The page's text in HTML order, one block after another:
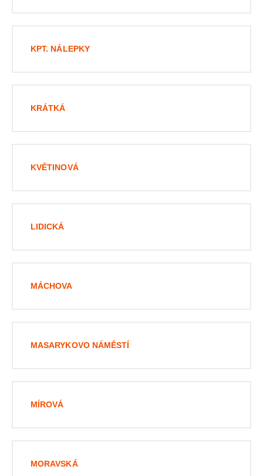
KPT. NÁLEPKY
KRÁTKÁ
KVĚTINOVÁ
LIDICKÁ
MÁCHOVA
MASARYKOVO NÁMĚSTÍ
MÍROVÁ
MORAVSKÁ